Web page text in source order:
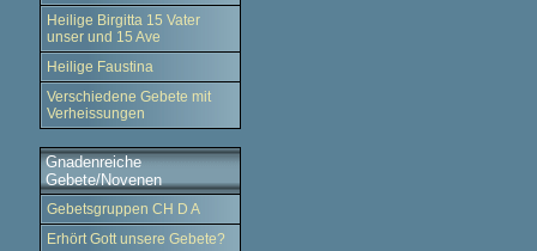
Heilige Birgitta 15 Vater
unser und 15 Ave
Heilige Faustina
Verschiedene Gebete mit
Verheissungen
Gnadenreiche
Gebete/Novenen
Gebetsgruppen CH D A
Erhört Gott unsere Gebete?